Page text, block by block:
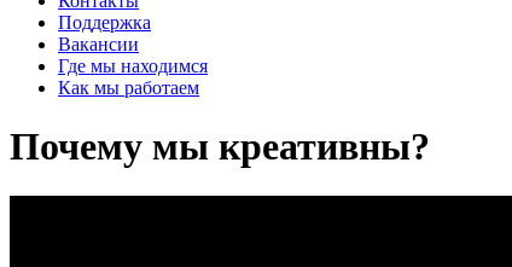
Поддержка
Вакансии
Где мы находимся
Как мы работаем
Почему мы креативны?